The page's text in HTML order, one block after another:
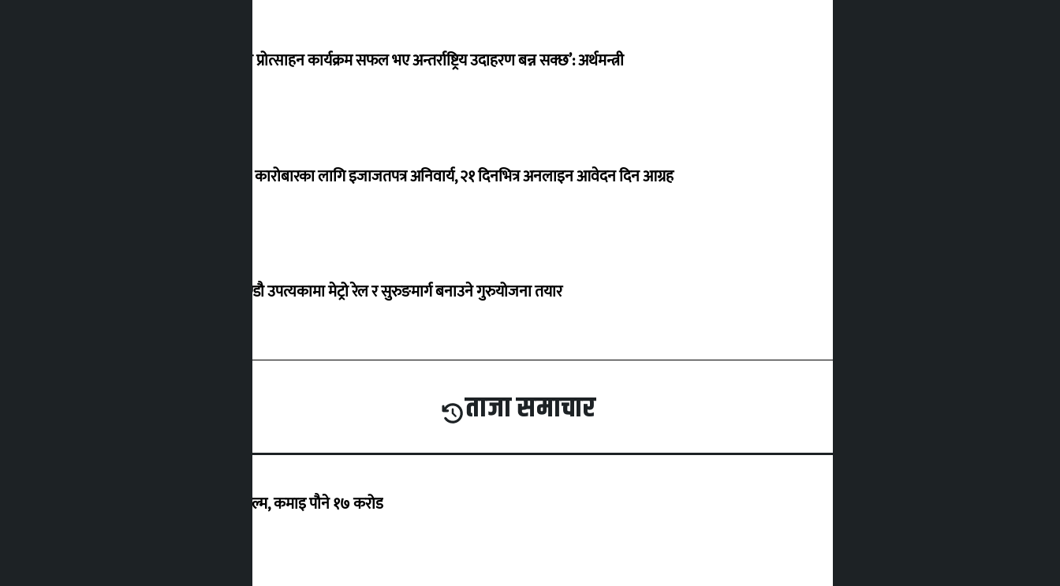
‘करदाता प्रोत्साहन कार्यक्रम सफल भए अन्तर्राष्ट्रिय उदाहरण बन्न सक्छ’: अर्थमन्त्री
घरजग्गा कारोबारका लागि इजाजतपत्र अनिवार्य, २१ दिनभित्र अनलाइन आवेदन दिन आग्रह
काठमाण्डौ उपत्यकामा मेट्रो रेल र सुरुङमार्ग बनाउने गुरुयोजना तयार
ताजा समाचार
‘गौंथली’ बन्यो धेरै कमाउने सातौं नेपाली फिल्म, कमाइ पौने १७ करोड